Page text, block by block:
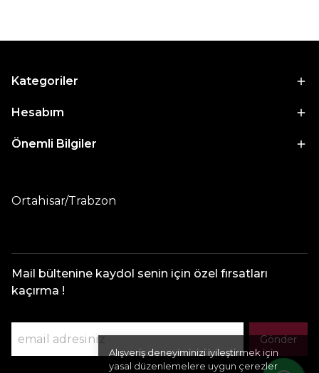
Alışveriş deneyiminizi iyileştirmek için
yasal düzenlemelere uygun çerezler
Kategoriler
Hesabım
Önemli Bilgiler
Ortahisar/Trabzon
Mail bültenine kaydol senin için özel fırsatları
kaçırma !
Gönder